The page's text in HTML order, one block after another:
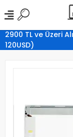
2900 TL ve Üzeri
120USD)